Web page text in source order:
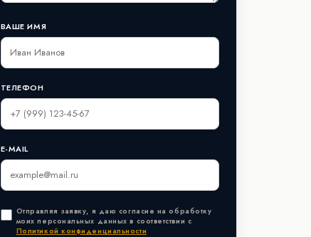
ВАШЕ ИМЯ
ТЕЛЕФОН
E-MAIL
Отправляя заявку, я даю согласие на обработку
моих персональных данных в соответствии с
Политикой конфиденциальности